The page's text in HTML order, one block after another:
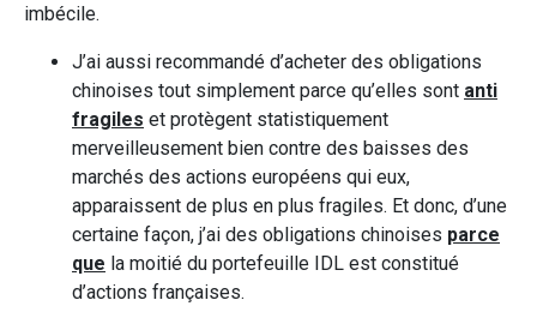
imbécile.
J’ai aussi recommandé d’acheter des obligations
chinoises tout simplement parce qu’elles sont anti
fragiles et protègent statistiquement
merveilleusement bien contre des baisses des
marchés des actions européens qui eux,
apparaissent de plus en plus fragiles. Et donc, d’une
certaine façon, j’ai des obligations chinoises parce
que la moitié du portefeuille IDL est constitué
d’actions françaises.